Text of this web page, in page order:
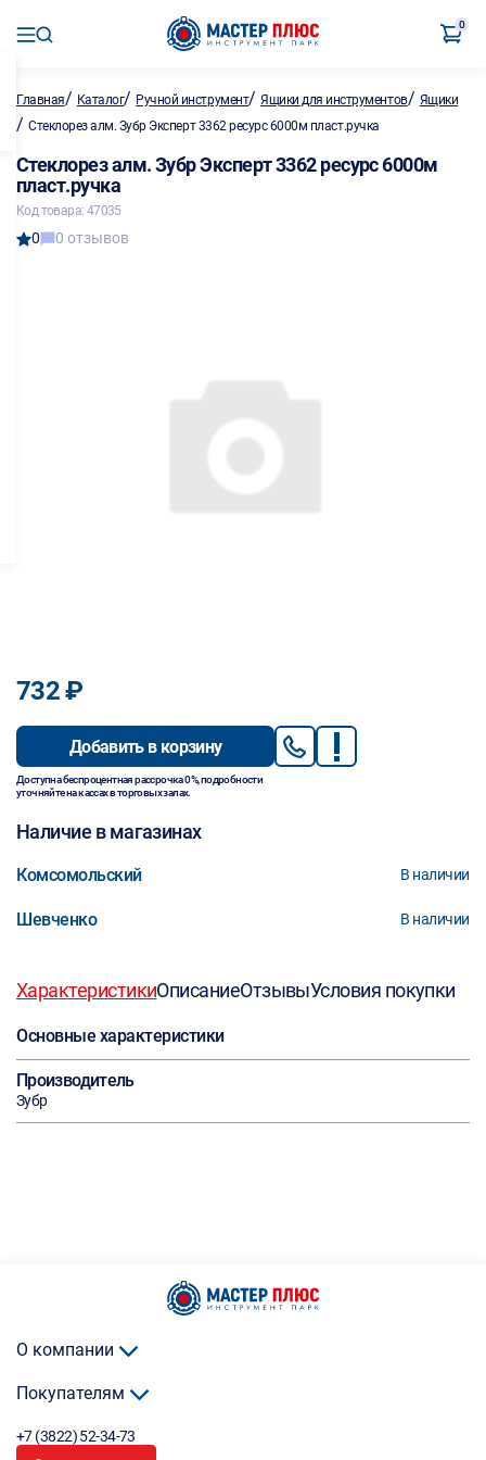
0
Главная/ Каталог/ Ручной инструмент/Ящики для инструментов/ Ящики
/ Стеклорез алм. Зубр Эксперт 3362 ресурс 6000м пласт.ручка
Стеклорез алм. Зубр Эксперт 3362 ресурс 6000м
пласт.ручка
Код товара: 47035
0 0 отзывов
732 ₽
Добавить в корзину
Доступна беспроцентная рассрочка 0%, подробности
уточняйте на кассах в торговых залах.
Наличие в магазинах
Комсомольский В наличии
Шевченко В наличии
ХарактеристикиОписаниеОтзывыУсловия покупки
Основные характеристики
Производитель
Зубр
О компании
Покупателям
+7 (3822) 52-34-73